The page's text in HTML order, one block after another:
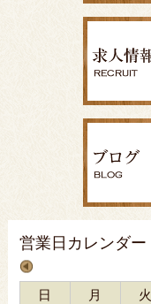
営業日カレンダー
日
月 火